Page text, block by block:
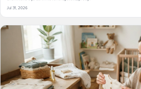
Jul 31, 2026